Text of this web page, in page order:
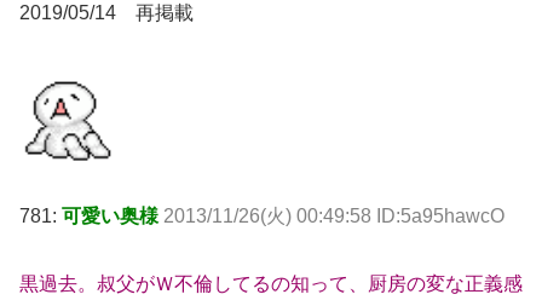
2019/05/14 再掲載
781: 可愛い奥様 2013/11/26(火) 00:49:58 ID:5a95hawcO
黒過去。叔父がＷ不倫してるの知って、厨房の変な正義感